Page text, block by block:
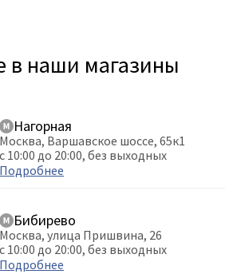
в наши магазины
Нагорная
Москва, Варшавское шоссе, 65к1
с 10:00 до 20:00, без выходных
Подробнее
Бибирево
Москва, улица Пришвина, 26
с 10:00 до 20:00, без выходных
Подробнее